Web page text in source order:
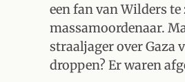
een fan van Wilders
massamoordenaar.
straaljager over Gaza
droppen? Er waren